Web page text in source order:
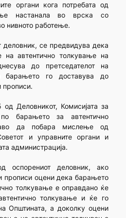
органи кога потребата од
настанала во врска со
нивното работење.
деловник, се предвидува дека
автентично толкување на
до претседателот на
барањето го доставува до
прописи.
Деловникот, Комисијата за
барањето за автентично
да побара мислење од
и управните органи и
администрација.
оспорениот деловник, ако
прописи оцени дека барањето
толкување е оправдано ќе
толкување и ќе го
Општината, а доколку оцени